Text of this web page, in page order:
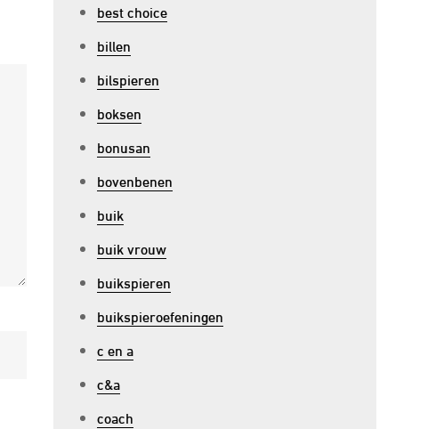
best choice
billen
bilspieren
boksen
bonusan
bovenbenen
buik
buik vrouw
buikspieren
buikspieroefeningen
c en a
c&a
coach